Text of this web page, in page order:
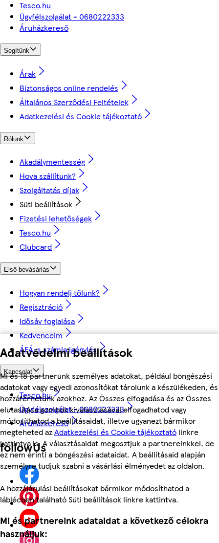
Adatvédelmi beállítások
Mi és 18 partnerünk személyes adatokat, például böngészési
adatokat vagy egyedi azonosítókat tárolunk a készülékeden, és
hozzáférhetünk azokhoz. Az Összes elfogadása és az Összes
elutasítása gombok kiválasztásával elfogadhatod vagy
módosíthatod a beállításaidat, illetve ugyanezt bármikor
megteheted azAdatkezelési és Cookie tájékoztató linkre
kattintva is. A választásaidat megosztjuk a partnereinkkel, de
ez nem érinti a böngészési adataidat. A beállításaid alapján
személyre tudjuk szabni a vásárlási élményedet az oldalon.
A hozzájárulási beállításokat bármikor módosíthatod a
láblécben található Süti beállítások linkre kattintva.
Mi és partnereink adataidat a következő célokra
használjuk:
Tesco.hu
Ügyfélszolgálat - 0680222333
Áruházkereső
Segítünk
Árak
Biztonságos online rendelés
Általános Szerződési Feltételek
Adatkezelési és Cookie tájékoztató
Rólunk
Akadálymentesség
Hova szállítunk?
Szolgáltatás díjak
Süti beállítások
Fizetési lehetőségek
Tesco.hu
Clubcard
Első bevásárlás
Hogyan rendelj tőlünk?
Regisztráció
Idősáv foglalása
Kedvenceim
ÁFÁ-s számla igénylés
Kapcsolat
Tesco.hu
Ügyfélszolgálat - 0680222333
Áruházkereső
followUs